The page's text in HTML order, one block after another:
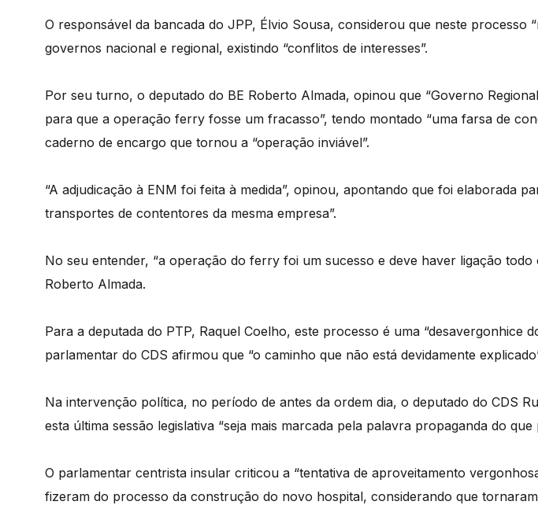
O responsável da bancada do JPP, Élvio Sousa, considerou que neste processo
governos nacional e regional, existindo “conflitos de interesses”.
Por seu turno, o deputado do BE Roberto Almada, opinou que “Governo
para que a operação ferry fosse um fracasso”, tendo montado “uma farsa de
caderno de encargo que tornou a “operação inviável”.
“A adjudicação à ENM foi feita à medida”, opinou, apontando que foi elaborada
transportes de contentores da mesma empresa”.
No seu entender, “a operação do ferry foi um sucesso e deve haver ligação todo
Roberto Almada.
Para a deputada do PTP, Raquel Coelho, este processo é uma “desavergonhice
parlamentar do CDS afirmou que “o caminho que não está devidamente
Na intervenção política, no período de antes da ordem dia, o deputado do CDS
esta última sessão legislativa “seja mais marcada pela palavra propaganda do que
O parlamentar centrista insular criticou a “tentativa de aproveitamento
fizeram do processo da construção do novo hospital, considerando que